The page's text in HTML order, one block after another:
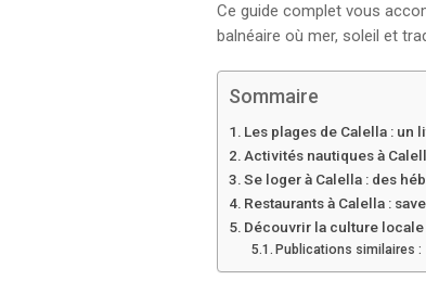
Ce guide complet vous
balnéaire où mer, soleil et
Sommaire
Les plages de Calella : un
Activités nautiques à
Se loger à Calella : des
Restaurants à Calella :
Découvrir la culture
Publications similaires :